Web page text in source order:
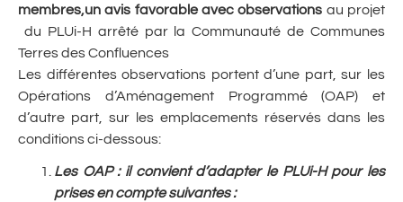
membres,un avis favorable avec observations au projet
du PLUi-H arrêté par la Communauté de Communes
Terres des Confluences
Les différentes observations portent d’une part, sur les
Opérations d’Aménagement Programmé (OAP) et
d’autre part, sur les emplacements réservés dans les
conditions ci-dessous:
Les OAP: il convient d’adapter le PLUi-H pour les
prises en compte suivantes :